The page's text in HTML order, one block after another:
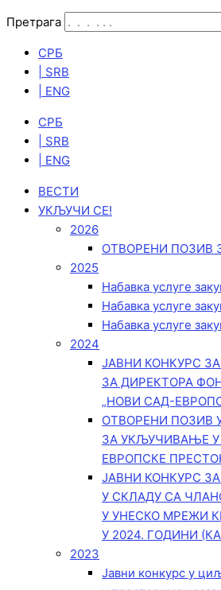
Претрага
СРБ
| SRB
| ENG
СРБ
| SRB
| ENG
ВЕСТИ
УКЉУЧИ СЕ!
2026
ОТВОРЕНИ ПОЗИВ
2025
Набавка услуге
Набавка услуге
Набавка услуге
2024
ЈАВНИ КОНКУРС
ЗА ДИРЕКТОРА
„НОВИ САД-
ОТВОРЕНИ ПОЗИВ
ЗА УКЉУЧИВАЊЕ
ЕВРОПСКЕ
ЈАВНИ КОНКУРС
У СКЛАДУ СА
У УНЕСКО МРЕЖИ
У 2024. ГОДИНИ
2023
Јавни конкурс у